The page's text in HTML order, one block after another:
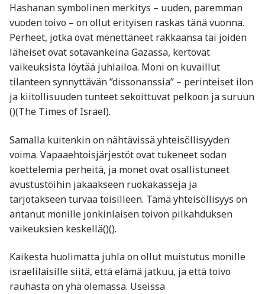
Hashanan symbolinen merkitys – uuden, paremman
vuoden toivo – on ollut erityisen raskas tänä vuonna.
Perheet, jotka ovat menettäneet rakkaansa tai joiden
läheiset ovat sotavankeina Gazassa, kertovat
vaikeuksista löytää juhlailoa. Moni on kuvaillut
tilanteen synnyttävän ”dissonanssia” – perinteiset ilon
ja kiitollisuuden tunteet sekoittuvat pelkoon ja suruun​
()​(The Times of Israel).
Samalla kuitenkin on nähtävissä yhteisöllisyyden
voima. Vapaaehtoisjärjestöt ovat tukeneet sodan
koettelemia perheitä, ja monet ovat osallistuneet
avustustöihin jakaakseen ruokakasseja ja
tarjotakseen turvaa toisilleen. Tämä yhteisöllisyys on
antanut monille jonkinlaisen toivon pilkahduksen
vaikeuksien keskellä​()​().
Kaikesta huolimatta juhla on ollut muistutus monille
israelilaisille siitä, että elämä jatkuu, ja että toivo
rauhasta on yhä olemassa. Useissa